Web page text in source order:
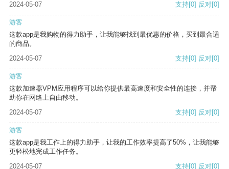
2024-05-07 支持[0] 反对[0]
游客
这款app是我购物的得力助手，让我能够找到最优惠的价格，买到最合适
的商品。
2024-05-07
支持[0] 反对[0]
游客
这款加速器VPM应用程序可以给你提供最高速度和安全性的连接，并帮
助你在网络上自由移动。
2024-05-07
支持[0] 反对[0]
游客
这款app是我工作上的得力助手，让我的工作效率提高了50%，让我能够
更轻松地完成工作任务。
2024-05-07
支持[0] 反对[0]